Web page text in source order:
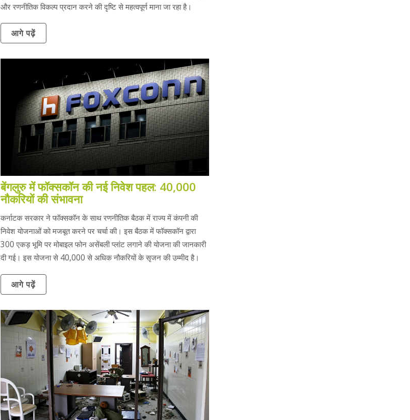
और रणनीतिक विकल्प प्रदान करने की दृष्टि से महत्वपूर्ण माना जा रहा है।
आगे पढ़ें
बेंगलुरु में फॉक्सकॉन की नई निवेश पहल: 40,000
नौकरियों की संभावना
कर्नाटक सरकार ने फॉक्सकॉन के साथ रणनीतिक बैठक में राज्य में कंपनी की
निवेश योजनाओं को मजबूत करने पर चर्चा की। इस बैठक में फॉक्सकॉन द्वारा
300 एकड़ भूमि पर मोबाइल फोन असेंबली प्लांट लगाने की योजना की जानकारी
दी गई। इस योजना से 40,000 से अधिक नौकरियों के सृजन की उम्मीद है।
आगे पढ़ें